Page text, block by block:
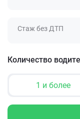
Стаж без ДТП
Количество
1 и более